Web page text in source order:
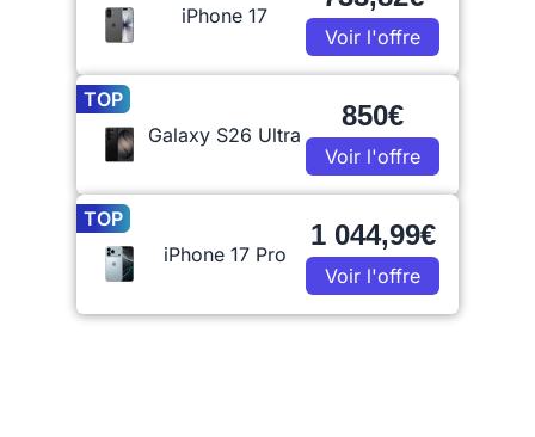
iPhone 17
Voir l'offre
TOP
Galaxy S26 Ultra
850€
Voir l'offre
TOP
iPhone 17 Pro
1 044,99€
Voir l'offre